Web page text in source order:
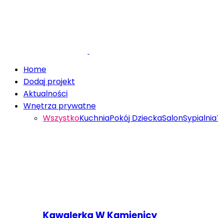
Home
Dodaj projekt
Aktualności
Wnętrza prywatne
WszystkoKuchniaPokój DzieckaSalonSypialnia
Kawalerka W Kamienicy